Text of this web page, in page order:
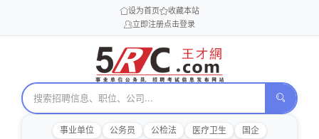
设为首页
收藏本站
立即注册点击登录
事业单位 公务员 公检法 医疗卫生
国企